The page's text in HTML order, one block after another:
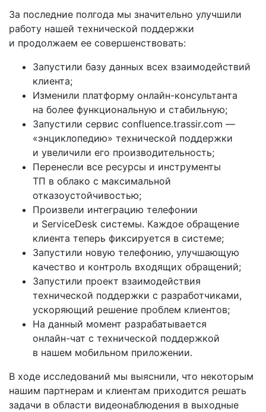
За последние полгода мы значительно улучшили
работу нашей технической поддержки
и продолжаем ее совершенствовать:
Запустили базу данных всех взаимодействий
клиента;
Изменили платформу онлайн-консультанта
на более функциональную и стабильную;
Запустили сервис confluence.trassir.com —
«энциклопедию» технической поддержки
и увеличили его производительность;
Перенесли все ресурсы и инструменты
ТП в облако с максимальной
отказоустойчивостью;
Произвели интеграцию телефонии
и ServiceDesk системы. Каждое обращение
клиента теперь фиксируется в системе;
Запустили новую телефонию, улучшающую
качество и контроль входящих обращений;
Запустили проект взаимодействия
технической поддержки с разработчиками,
ускоряющий решение проблем клиентов;
На данный момент разрабатывается
онлайн-чат с технической поддержкой
в нашем мобильном приложении.
В ходе исследований мы выяснили, что некоторым
нашим партнерам и клиентам приходится решать
задачи в области видеонаблюдения в выходные